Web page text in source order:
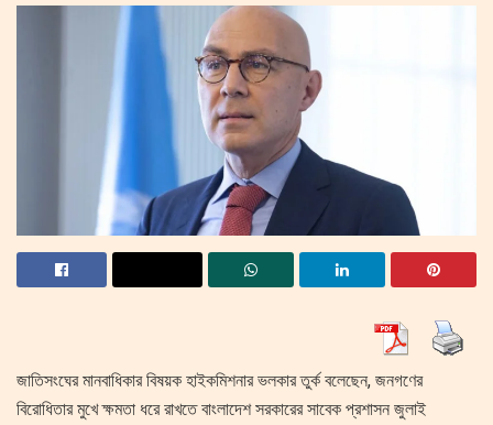
জাতিসংঘের মানবাধিকার বিষয়ক হাইকমিশনার ভলকার তুর্ক বলেছেন, জনগণের
বিরোধিতার মুখে ক্ষমতা ধরে রাখতে বাংলাদেশ সরকারের সাবেক প্রশাসন জুলাই